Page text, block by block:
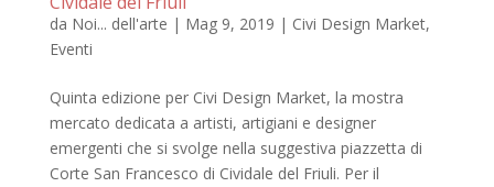
da Noi... dell'arte | Mag 9, 2019 | Civi Design Market,
Eventi
Quinta edizione per Civi Design Market, la mostra
mercato dedicata a artisti, artigiani e designer
emergenti che si svolge nella suggestiva piazzetta di
Corte San Francesco di Cividale del Friuli. Per il